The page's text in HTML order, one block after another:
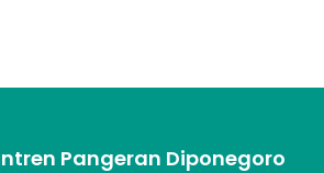
Pangeran Diponegoro